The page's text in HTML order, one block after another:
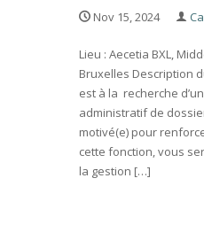
Nov 15, 2024
Lieu : Aecetia BXL,
Bruxelles Description
est à la recherche
administratif de
motivé(e) pour
cette fonction, vous
la gestion […]